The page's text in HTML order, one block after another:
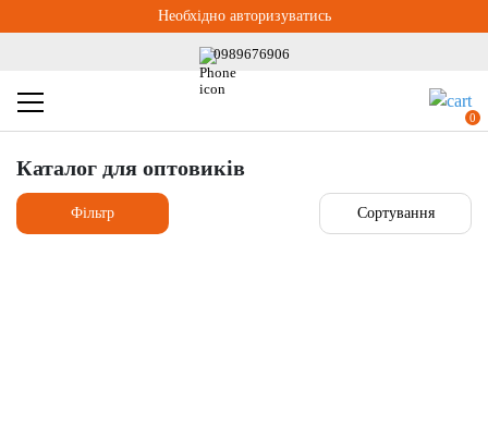
Необхідно авторизуватись
0989676906
0
Каталог для оптовиків
Фільтр Сортування